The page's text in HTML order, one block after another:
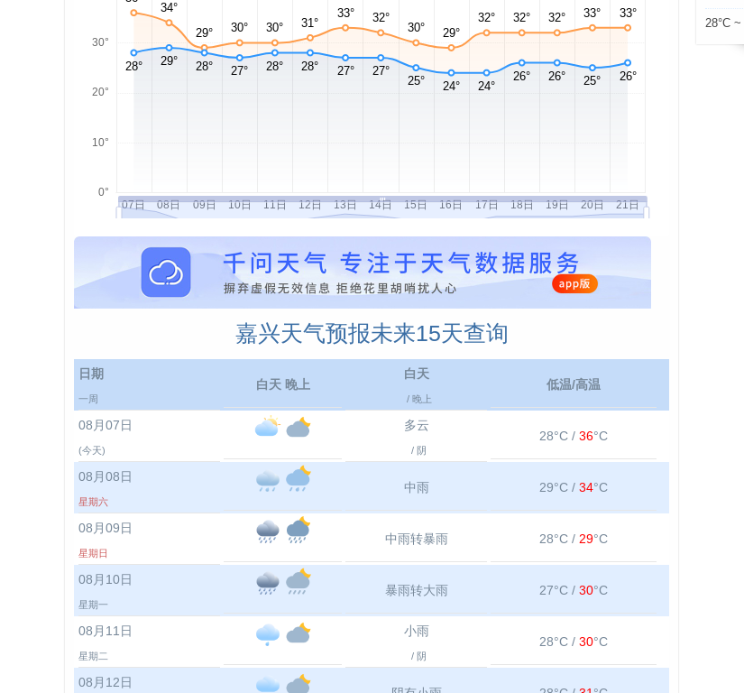
嘉兴天气预报未来15天查询
日期
一周
白天 晚上
白天
/ 晚上
低温/高温
08月07日
(今天)
多云
/ 阴
28°C /36°C
08月08日
星期六
中雨 29°C /34°C
08月09日
星期日
中雨转暴雨 28°C / 29°C
08月10日
星期一
暴雨转大雨 27°C /30°C
08月11日
星期二
小雨
/ 阴
28°C /30°C
08月12日
28°C ~